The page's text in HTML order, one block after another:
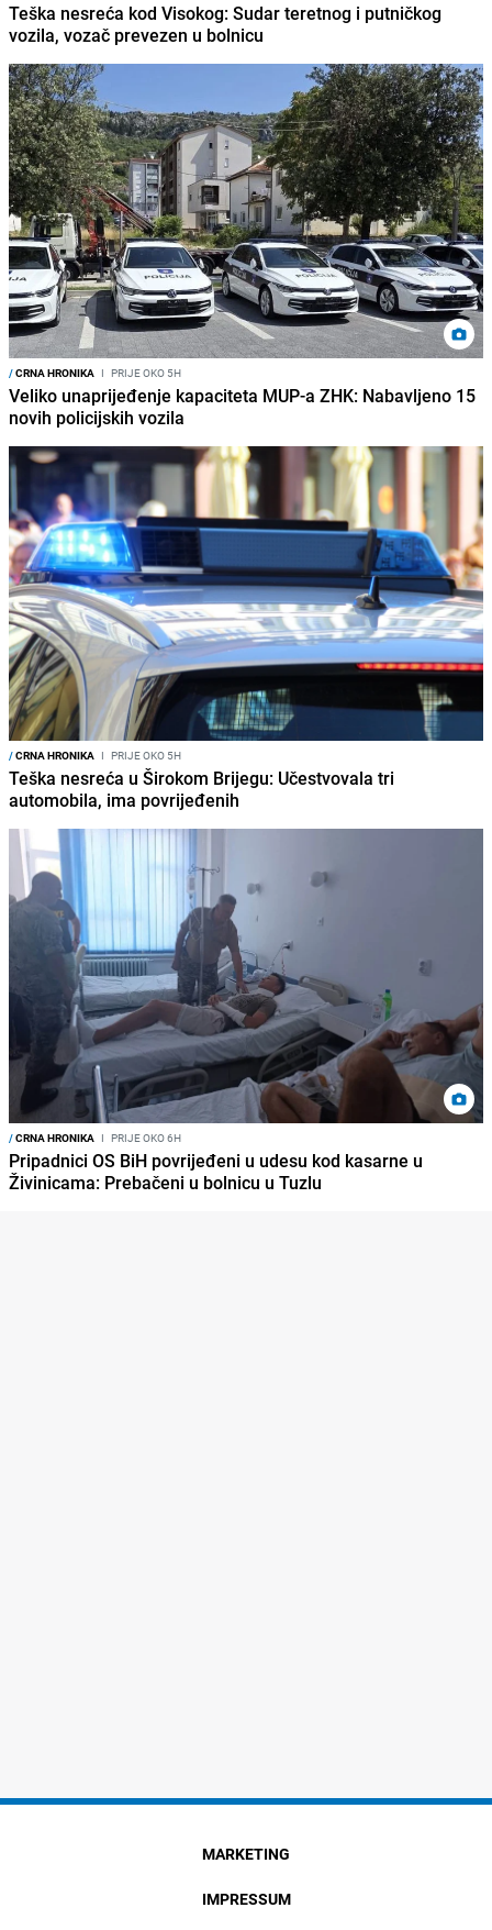
Teška nesreća kod Visokog: Sudar teretnog i putničkog
vozila, vozač prevezen u bolnicu
/CRNA HRONIKA I PRIJE OKO 5H
Veliko unaprijeđenje kapaciteta MUP-a ZHK: Nabavljeno 15
novih policijskih vozila
/CRNA HRONIKA I PRIJE OKO 5H
Teška nesreća u Širokom Brijegu: Učestvovala tri
automobila, ima povrijeđenih
/CRNA HRONIKA I PRIJE OKO 6H
Pripadnici OS BiH povrijeđeni u udesu kod kasarne u
Živinicama: Prebačeni u bolnicu u Tuzlu
MARKETING
IMPRESSUM